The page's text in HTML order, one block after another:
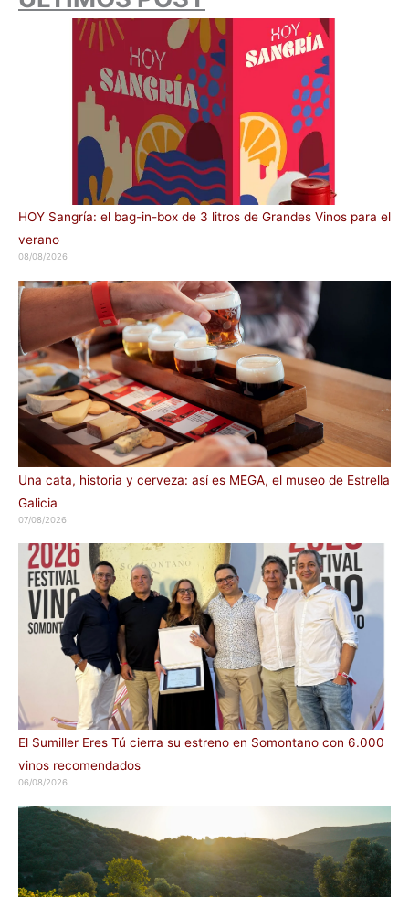
HOY Sangría: el bag-in-box de 3 litros de Grandes Vinos para el
verano
08/08/2026
Una cata, historia y cerveza: así es MEGA, el museo de Estrella
Galicia
07/08/2026
El Sumiller Eres Tú cierra su estreno en Somontano con 6.000
vinos recomendados
06/08/2026